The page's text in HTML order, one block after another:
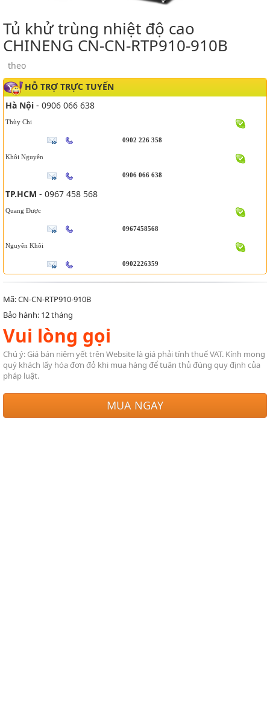
Tủ khử trùng nhiệt độ cao
CHINENG CN-CN-RTP910-910B
theo
HỖ TRỢ TRỰC TUYẾN
Hà Nội - 0906 066 638
Thùy Chi
0902 226 358
Khôi Nguyên
0906 066 638
TP.HCM - 0967 458 568
Quang Được
0967458568
Nguyên Khôi
0902226359
Mã: CN-CN-RTP910-910B
Bảo hành: 12 tháng
Vui lòng gọi
Chú ý: Giá bán niêm yết trên Website là giá phải tính thuế VAT. Kính mong
quý khách lấy hóa đơn đỏ khi mua hàng để tuân thủ đúng quy định của
pháp luật.
MUA NGAY